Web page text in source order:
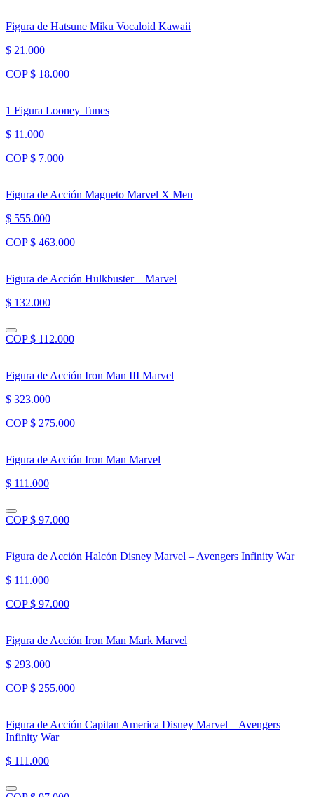
Figura de Hatsune Miku Vocaloid Kawaii
$ 21.000
COP $ 18.000
1 Figura Looney Tunes
$ 11.000
COP $ 7.000
Figura de Acción Magneto Marvel X Men
$ 555.000
COP $ 463.000
Figura de Acción Hulkbuster – Marvel
$ 132.000
COP $ 112.000
Figura de Acción Iron Man III Marvel
$ 323.000
COP $ 275.000
Figura de Acción Iron Man Marvel
$ 111.000
COP $ 97.000
Figura de Acción Halcón Disney Marvel – Avengers Infinity War
$ 111.000
COP $ 97.000
Figura de Acción Iron Man Mark Marvel
$ 293.000
COP $ 255.000
Figura de Acción Capitan America Disney Marvel – Avengers
Infinity War
$ 111.000